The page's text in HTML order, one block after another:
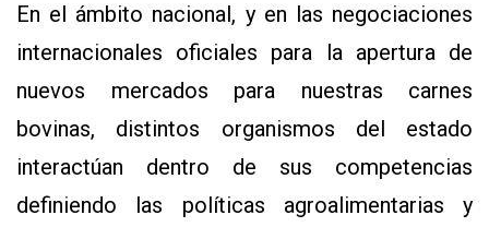
En el ámbito nacional, y en las negociaciones
internacionales oficiales para la apertura de
nuevos mercados para nuestras carnes
bovinas, distintos organismos del estado
interactúan dentro de sus competencias
definiendo las políticas agroalimentarias y